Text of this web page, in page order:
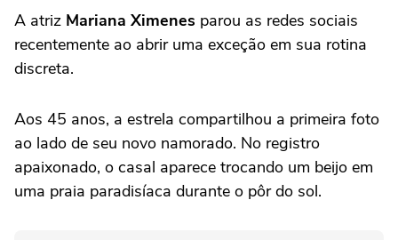
A atriz Mariana Ximenes parou as redes sociais
recentemente ao abrir uma exceção em sua rotina
discreta.
Aos 45 anos, a estrela compartilhou a primeira foto
ao lado de seu novo namorado. No registro
apaixonado, o casal aparece trocando um beijo em
uma praia paradisíaca durante o pôr do sol.